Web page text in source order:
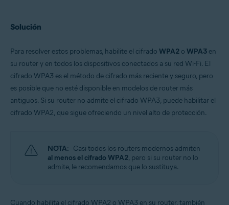
Solución
Para resolver estos problemas, habilite el cifrado WPA2 o WPA3 en
su router y en todos los dispositivos conectados a su red Wi-Fi. El
cifrado WPA3 es el método de cifrado más reciente y seguro, pero
es posible que no esté disponible en modelos de router más
antiguos. Si su router no admite el cifrado WPA3, puede habilitar el
cifrado WPA2, que sigue ofreciendo un nivel alto de protección.
NOTA: Casi todos los routers modernos admiten
al menos el cifrado WPA2, pero si su router no lo
admite, le recomendamos que lo sustituya.
Cuando habilita el cifrado WPA2 o WPA3 en su router, también